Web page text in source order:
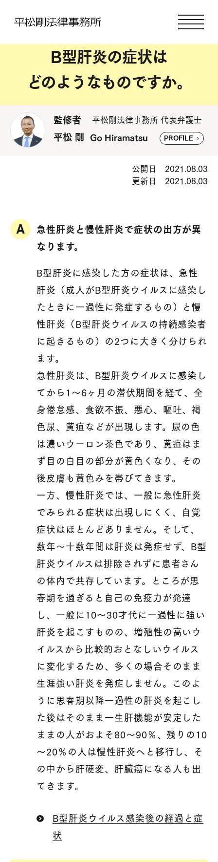
B型肝炎の症状は
どのようなものですか。
監修者 平松剛法律事務所 代表弁護士
平松 剛 Go Hiramatsu PROFILE
公開日 2021.08.03
更新日 2021.08.03
急性肝炎と慢性肝炎で症状の出方が異
なります。
B型肝炎に感染した方の症状は、急性
肝炎（成人がB型肝炎ウイルスに感染し
たときに一過性に発症するもの）と慢
性肝炎（B型肝炎ウイルスの持続感染者
に起きるもの）の2つに大きく分けられ
ます。
急性肝炎は、B型肝炎ウイルスに感染し
てから1～6ヶ月の潜伏期間を経て、全
身倦怠感、食欲不振、悪心、嘔吐、褐
色尿、黄疸などが出現します。尿の色
は濃いウーロン茶色であり、黄疸はま
ず目の白目の部分が黄色くなり、その
後皮膚も黄色みを帯びてきます。
一方、慢性肝炎では、一般に急性肝炎
でみられる症状は出現しにくく、自覚
症状はほとんどありません。そして、
数年〜十数年間は肝炎は発症せず、B型
肝炎ウイルスは排除されずに患者さん
の体内で共存しています。ところが思
春期を過ぎると自己の免疫力が発達
し、一般に10～30才代に一過性に強い
肝炎を起こすものの、増殖性の高いウ
イルスから比較的おとなしいウイルス
に変化するため、多くの場合そのまま
生涯強い肝炎を発症しません。このよ
うに思春期以降一過性の肝炎を起こし
た後はそのまま一生肝機能が安定した
ままの人がおよそ80～90％、残りの10
～20％の人は慢性肝炎へと移行し、そ
の中から肝硬変、肝臓癌になる人も出
てきます。
B型肝炎ウイルス感染後の経過と症
状